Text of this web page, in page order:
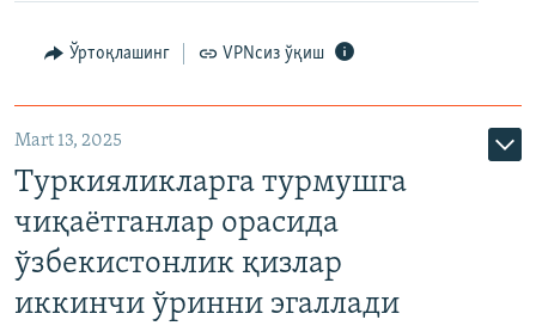
Ўртоқлашинг VPNсиз ўқиш
Mart 13, 2025
Туркияликларга турмушга
чиқаётганлар орасида
ўзбекистонлик қизлар
иккинчи ўринни эгаллади